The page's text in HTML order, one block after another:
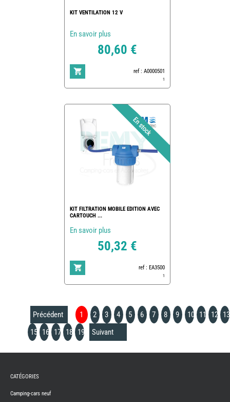
KIT VENTILATION 12 V
En savoir plus
80,60 €
ref : A0000501
1
KIT FILTRATION MOBILE EDITION AVEC
CARTOUCH ...
En savoir plus
50,32 €
ref : EA3500
1
Précédent 1 2 3 4 5 6 7 8 9 10 11 12
13
15
16 17 18 19 Suivant
CAMPING-
NEUFS
CATÉGORIES
Camping-cars neuf